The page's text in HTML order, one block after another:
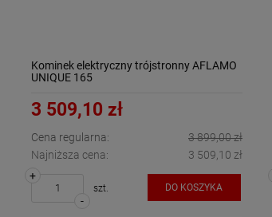
Kominek elektryczny trójstronny AFLAMO
UNIQUE 165
3 509,10 zł
Cena regularna:
3 899,00 zł
Najniższa cena:
3 509,10 zł
-
+
szt. DO KOSZYKA